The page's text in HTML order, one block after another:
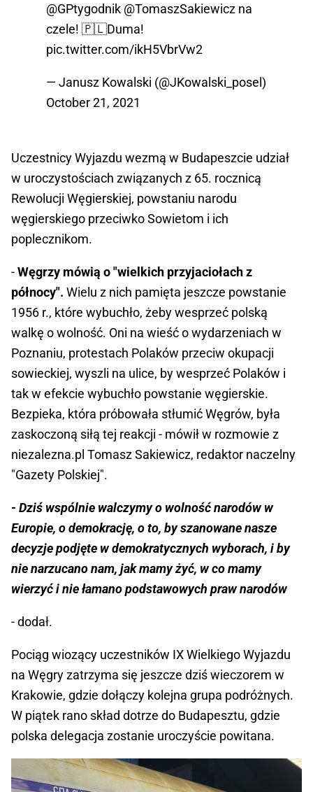
@GPtygodnik @TomaszSakiewicz na
czele! 🇵🇱Duma!
pic.twitter.com/ikH5VbrVw2
— Janusz Kowalski (@JKowalski_posel)
October 21, 2021
Uczestnicy Wyjazdu wezmą w Budapeszcie udział
w uroczystościach związanych z 65. rocznicą
Rewolucji Węgierskiej, powstaniu narodu
węgierskiego przeciwko Sowietom i ich
poplecznikom.
-Węgrzy mówią o "wielkich przyjaciołach z
północy". Wielu z nich pamięta jeszcze powstanie
1956 r., które wybuchło, żeby wesprzeć polską
walkę o wolność. Oni na wieść o wydarzeniach w
Poznaniu, protestach Polaków przeciw okupacji
sowieckiej, wyszli na ulice, by wesprzeć Polaków i
tak w efekcie wybuchło powstanie węgierskie.
Bezpieka, która próbowała stłumić Węgrów, była
zaskoczoną siłą tej reakcji - mówił w rozmowie z
niezalezna.pl Tomasz Sakiewicz, redaktor naczelny
"Gazety Polskiej".
- Dziś wspólnie walczymy o wolność narodów w
Europie, o demokrację, o to, by szanowane nasze
decyzje podjęte w demokratycznych wyborach, i by
nie narzucano nam, jak mamy żyć, w co mamy
wierzyć i nie łamano podstawowych praw narodów
- dodał.
Pociąg wiozący uczestników IX Wielkiego Wyjazdu
na Węgry zatrzyma się jeszcze dziś wieczorem w
Krakowie, gdzie dołączy kolejna grupa podróżnych.
W piątek rano skład dotrze do Budapesztu, gdzie
polska delegacja zostanie uroczyście powitana.